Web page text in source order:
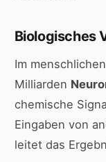
Biologisches
Im
Milliarden
chemische
Eingaben von
leitet das